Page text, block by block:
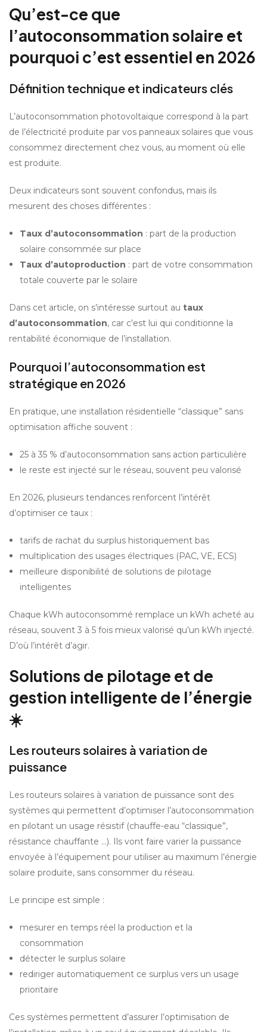
Qu’est-ce que
l’autoconsommation solaire et
pourquoi c’est essentiel en 2026
Définition technique et indicateurs clés
L’autoconsommation photovoltaïque correspond à la part
de l’électricité produite par vos panneaux solaires que vous
consommez directement chez vous, au moment où elle
est produite.
Deux indicateurs sont souvent confondus, mais ils
mesurent des choses différentes :
Taux d’autoconsommation : part de la production
solaire consommée sur place
Taux d’autoproduction : part de votre consommation
totale couverte par le solaire
Dans cet article, on s’intéresse surtout au taux
d’autoconsommation, car c’est lui qui conditionne la
rentabilité économique de l’installation.
Pourquoi l’autoconsommation est
stratégique en 2026
En pratique, une installation résidentielle “classique” sans
optimisation affiche souvent :
25 à 35 % d’autoconsommation sans action particulière
le reste est injecté sur le réseau, souvent peu valorisé
En 2026, plusieurs tendances renforcent l’intérêt
d’optimiser ce taux :
tarifs de rachat du surplus historiquement bas
multiplication des usages électriques (PAC, VE, ECS)
meilleure disponibilité de solutions de pilotage
intelligentes
Chaque kWh autoconsommé remplace un kWh acheté au
réseau, souvent 3 à 5 fois mieux valorisé qu’un kWh injecté.
D’où l’intérêt d’agir.
Solutions de pilotage et de
gestion intelligente de l’énergie
☀️
Les routeurs solaires à variation de
puissance
Les routeurs solaires à variation de puissance sont des
systèmes qui permettent d’optimiser l’autoconsommation
en pilotant un usage résistif (chauffe-eau “classique”,
résistance chauffante …). Ils vont faire varier la puissance
envoyée à l’équipement pour utiliser au maximum l’énergie
solaire produite, sans consommer du réseau.
Le principe est simple :
mesurer en temps réel la production et la
consommation
détecter le surplus solaire
rediriger automatiquement ce surplus vers un usage
prioritaire
Ces systèmes permettent d’assurer l’optimisation de